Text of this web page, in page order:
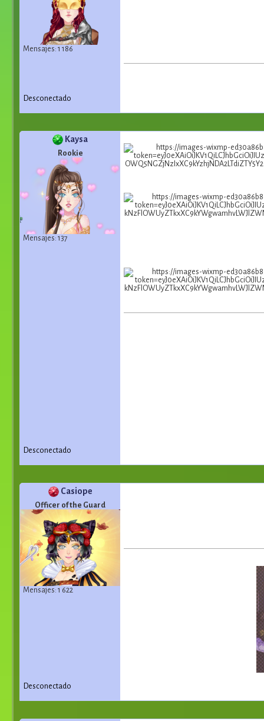
Mensajes: 1 186
Desconectado
Kaysa
Rookie
Mensajes: 137
Desconectado
Casiope
Officer of the Guard
Mensajes: 1 622
Desconectado